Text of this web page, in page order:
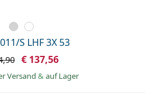
S LHF 3X 53
€ 137,56
Versand & auf Lager